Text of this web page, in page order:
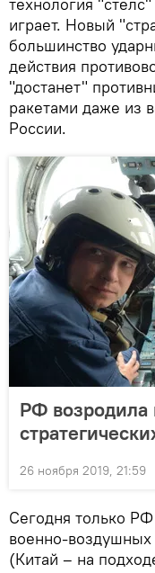
играет. Новый
большинство
действия
"достанет"
ракетами даже из
России.
РФ возродила
26 ноября 2019, 21:59
Сегодня только
военно-воздушных
(Китай – на